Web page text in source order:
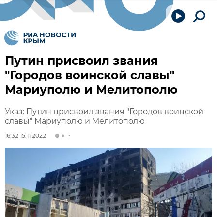
Путин присвоил звания
"Городов воинской славы"
Мариуполю и Мелитополю
Указ: Путин присвоил звания "Городов воинской
славы" Мариуполю и Мелитополю
16:32 15.11.2022